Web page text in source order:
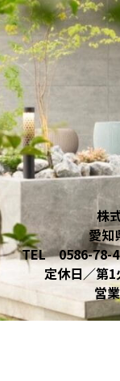
株
愛知
TEL 0586-78-
定休日／第
営